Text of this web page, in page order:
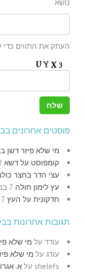
נושא
העתק את התווים
פוסטים אחרונים
מי שלא פיזר דשן
קומפוסט על דשא
עצי הדר בחצר
עץ לימון חולה 7 בנובמבר 2021
חדקונית על העץ 7 בנובמבר 2021
תגובות אחרונות
עודד על מי שלא
עודג על מי שלא
shelefs על א.